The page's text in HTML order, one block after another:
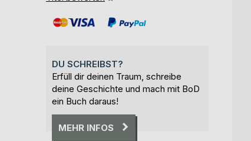
DU SCHREIBST?
Erfüll dir deinen Traum, schreibe
deine Geschichte und mach mit BoD
ein Buch daraus!
MEHR INFOS